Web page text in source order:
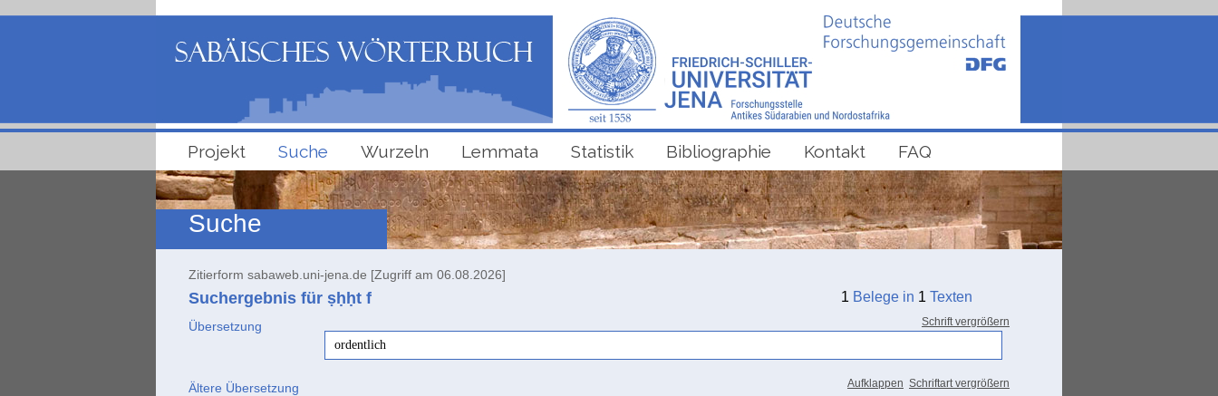
Projekt Suche Wurzeln Lemmata Statistik Bibliographie Kontakt FAQ
Suche
Zitierform sabaweb.uni-jena.de [Zugriff am 06.08.2026]
Suchergebnis für ṣḥḥt f 1 Belege in 1 Texten
Übersetzung Schrift vergrößern
ordentlich
Ältere Übersetzung Aufklappen Schriftart vergrößern